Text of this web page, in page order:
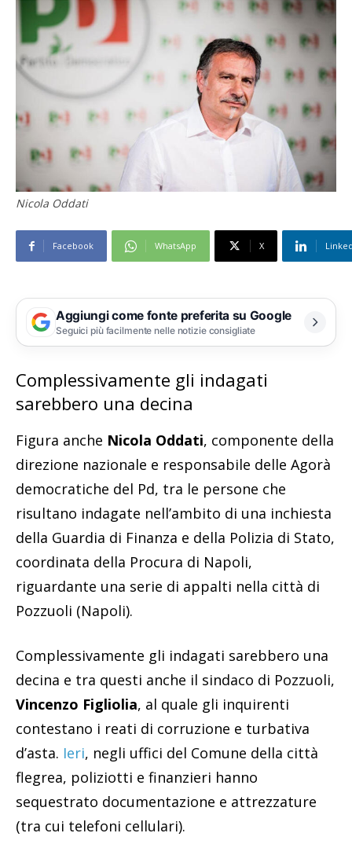
Nicola Oddati
Facebook WhatsApp X
Aggiungi come fonte preferita su Google
Seguici più facilmente nelle notizie consigliate
Complessivamente gli indagati
sarebbero una decina
Figura anche Nicola Oddati, componente della
direzione nazionale e responsabile delle Agorà
democratiche del Pd, tra le persone che
risultano indagate nell’ambito di una inchiesta
della Guardia di Finanza e della Polizia di Stato,
coordinata della Procura di Napoli,
riguardante una serie di appalti nella città di
Pozzuoli (Napoli).
Complessivamente gli indagati sarebbero una
decina e tra questi anche il sindaco di Pozzuoli,
Vincenzo Figliolia, al quale gli inquirenti
contestano i reati di corruzione e turbativa
d’asta. Ieri, negli uffici del Comune della città
flegrea, poliziotti e finanzieri hanno
sequestrato documentazione e attrezzature
(tra cui telefoni cellulari).